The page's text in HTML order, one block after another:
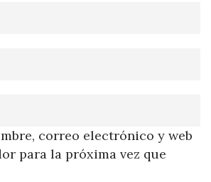
correo electrónico y web
para la próxima vez que